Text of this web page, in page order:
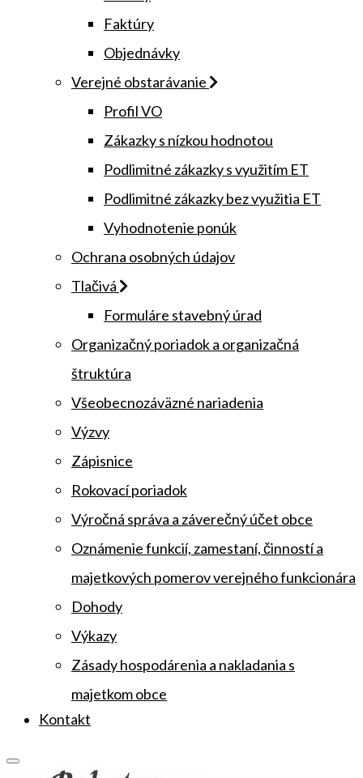
Faktúry
Objednávky
Verejné obstarávanie
Profil VO
Zákazky s nízkou hodnotou
Podlimitné zákazky s využitím ET
Podlimitné zákazky bez využitia ET
Vyhodnotenie ponúk
Ochrana osobných údajov
Tlačivá
Formuláre stavebný úrad
Organizačný poriadok a organizačná
štruktúra
Všeobecnozáväzné nariadenia
Výzvy
Zápisnice
Rokovací poriadok
Výročná správa a záverečný účet obce
Oznámenie funkcií, zamestaní, činností a
majetkových pomerov verejného funkcionára
Dohody
Výkazy
Zásady hospodárenia a nakladania s
majetkom obce
Kontakt